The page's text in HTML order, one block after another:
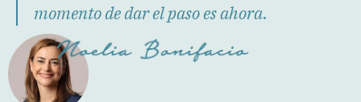
momento de dar el paso es ahora.